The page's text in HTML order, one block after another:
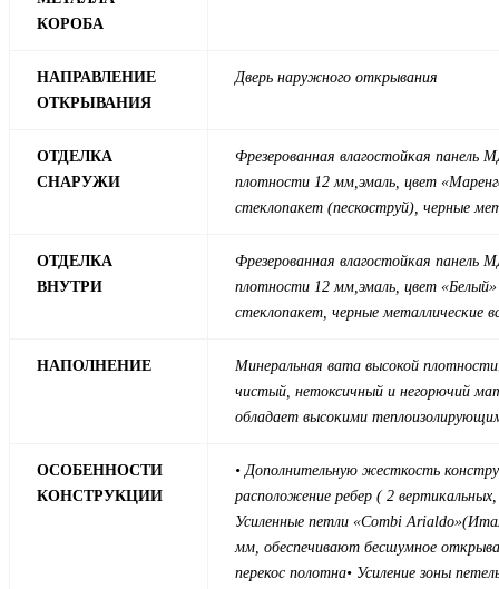
КОРОБА
НАПРАВЛЕНИЕ
ОТКРЫВАНИЯ
Дверь наружного открывания
ОТДЕЛКА
СНАРУЖИ
Фрезерованная влагостойкая панель
плотности 12 мм,эмаль, цвет
стеклопакет (пескоструй), черные
ОТДЕЛКА
ВНУТРИ
Фрезерованная влагостойкая панель
плотности 12 мм,эмаль, цвет
стеклопакет, черные металлические
НАПОЛНЕНИЕ
Минеральная вата высокой
чистый, нетоксичный и негорючий
обладает высокими
ОСОБЕННОСТИ
КОНСТРУКЦИИ
• Дополнительную жесткость
расположение ребер ( 2
Усиленные петли «Combi
мм, обеспечивают бесшумное
перекос полотна• Усиление зоны